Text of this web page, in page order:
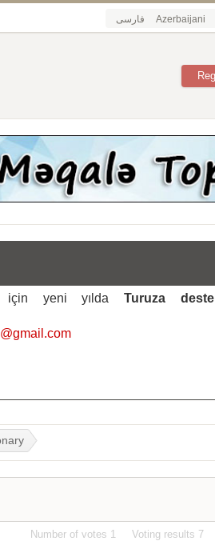
فارسی Azerbaijani
için yeni yıldaTuruza
Number of votes 1 Voting results 7